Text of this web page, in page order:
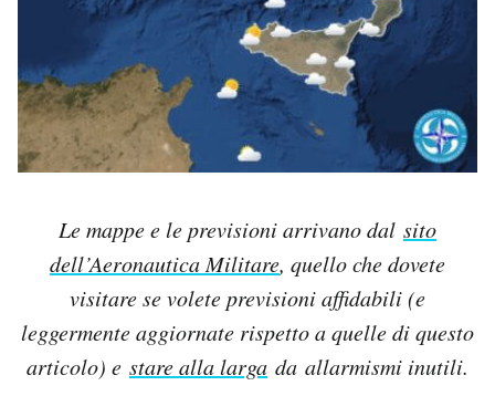
Le mappe e le previsioni arrivano dal sito
dell’Aeronautica Militare, quello che dovete
visitare se volete previsioni affidabili (e
leggermente aggiornate rispetto a quelle di questo
articolo) e stare alla larga da allarmismi inutili.